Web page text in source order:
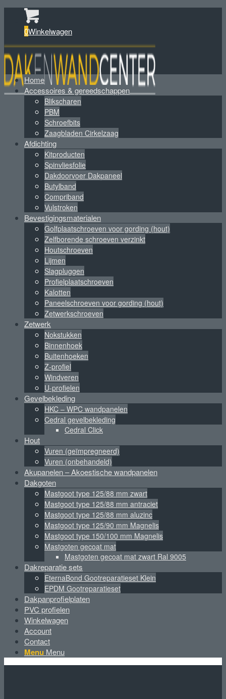
0Winkelwagen
Home
Accessoires & gereedschappen
Blikscharen
PBM
Schroefbits
Zaagbladen Cirkelzaag
Afdichting
Kitproducten
Spinvliesfolie
Dakdoorvoer Dakpaneel
Butylband
Compriband
Vulstroken
Bevestigingsmaterialen
Golfplaatschroeven voor gording (hout)
Zelfborende schroeven verzinkt
Houtschroeven
Lijmen
Slagpluggen
Profielplaatschroeven
Kalotten
Paneelschroeven voor gording (hout)
Zetwerkschroeven
Zetwerk
Nokstukken
Binnenhoek
Buitenhoeken
Z-profiel
Windveren
U-profielen
Gevelbekleding
HKC – WPC wandpanelen
Cedral gevelbekleding
Cedral Click
Hout
Vuren (geïmpregneerd)
Vuren (onbehandeld)
Akupanelen – Akoestische wandpanelen
Dakgoten
Mastgoot type 125/88 mm zwart
Mastgoot type 125/88 mm antraciet
Mastgoot type 125/88 mm aluzinc
Mastgoot type 125/90 mm Magnelis
Mastgoot type 150/100 mm Magnelis
Mastgoten gecoat mat
Mastgoten gecoat mat zwart Ral 9005
Dakreparatie sets
EternaBond Gootreparatieset Klein
EPDM Gootreparatieset
Dakpanprofielplaten
PVC profielen
Winkelwagen
Account
Contact
Menu Menu